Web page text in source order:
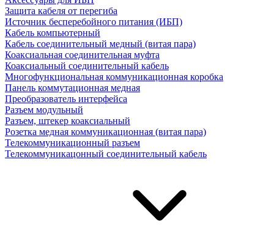
Защита кабеля от перегиба
Источник бесперебойного питания (ИБП)
Кабель компьютерный
Кабель соединительный медный (витая пара)
Коаксиальная соединительная муфта
Коаксиальный соединительный кабель
Многофункциональная коммуникационная коробка
Панель коммутационная медная
Преобразователь интерфейса
Разъем модульный
Разъем, штекер коаксиальный
Розетка медная коммуникационная (витая пара)
Телекоммуникационный разъем
Телекоммуникацонный соединительный кабель